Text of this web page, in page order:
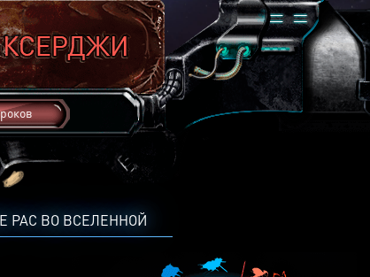
РАС ВО ВСЕЛЕННОЙ